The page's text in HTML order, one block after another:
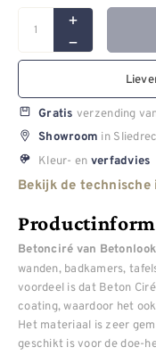
Gratis verzending
Showroom in
Kleur- en verfadvies
Bekijk de
Betonciré van
wanden, badkamers,
voordeel is dat Beton
coating, waardoor het
Het materiaal is zeer
geschikt is voor de doe-